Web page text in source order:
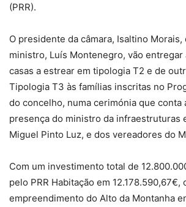
(PRR).
O presidente da câmara, Isaltino
ministro, Luís Montenegro, vão entregar
casas a estrear em tipologia T2 e de
Tipologia T3 às famílias inscritas no
do concelho, numa cerimónia que conta
presença do ministro da infraestruturas
Miguel Pinto Luz, e dos vereadores do
Com um investimento total de
pelo PRR Habitação em 12.178.590,67€,
empreendimento do Alto da Montanha